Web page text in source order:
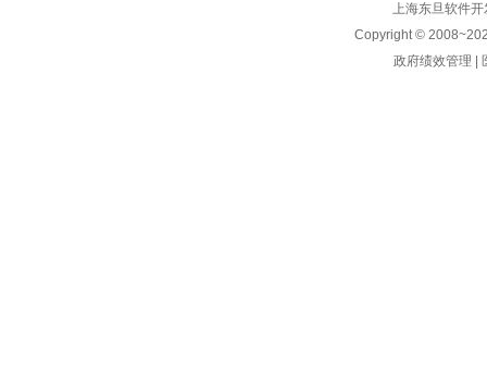
上海东旦软件
Copyright © 2008~
政府绩效管理